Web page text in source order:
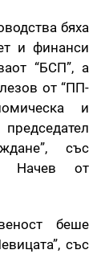
бяха
и финанси
“БСП”, а
от “ПП-
и
със
Начев от
беше
със